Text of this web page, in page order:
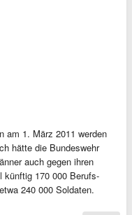
am 1. März 2011 werden
hätte die Bundeswehr
auch gegen ihren
künftig 170 000 Berufs-
240 000 Soldaten.